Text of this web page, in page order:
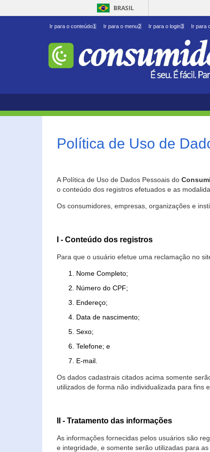
BRASIL
Ir para o conteúdo1 Ir para o menu2 Ir para o login3 Ir para
Política de Uso de
A Política de Uso de Dados Pessoais do
o conteúdo dos registros efetuados e as
Os consumidores, empresas, organizações e
I - Conteúdo dos registros
Para que o usuário efetue uma reclamação no
Nome Completo;
Número do CPF;
Endereço;
Data de nascimento;
Sexo;
Telefone; e
E-mail.
Os dados cadastrais citados acima somente
utilizados de forma não individualizada para fins
II - Tratamento das informações
As informações fornecidas pelos usuários são
e integridade, e somente serão utilizadas para